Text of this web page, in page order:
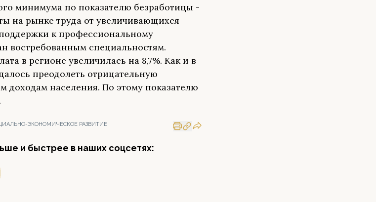
минимума по показателю безработицы -
на рынке труда от увеличивающихся
к профессиональному
востребованным специальностям.
в регионе увеличилась на 8,7%. Как и в
преодолеть отрицательную
доходам населения. По этому показателю
ЭКОНОМИЧЕСКОЕ РАЗВИТИЕ
и быстрее в наших соцсетях: